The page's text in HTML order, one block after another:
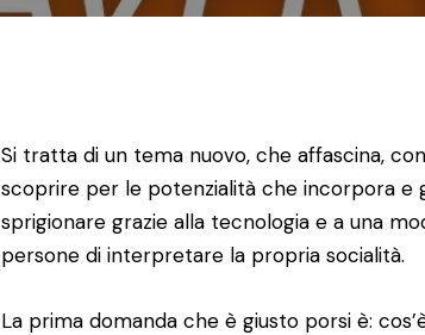
Si tratta di un tema nuovo, che affascina,
scoprire per le potenzialità che incorpora e
sprigionare grazie alla tecnologia e a una
persone di interpretare la propria socialità.
La prima domanda che è giusto porsi è: